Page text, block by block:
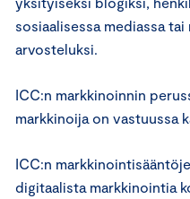
sosiaalisessa mediassa
arvosteluksi.
ICC:n markkinoinnin
markkinoija on vastuussa
ICC:n
digitaalista markkinointia